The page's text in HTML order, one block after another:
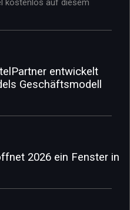
kostenlos auf diesem
entwickelt
Geschäftsmodell
2026 ein Fenster in